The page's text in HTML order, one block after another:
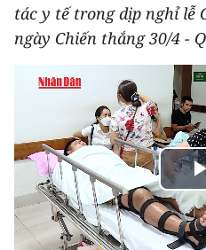
DU LỊCH
THẾ GIỚI
GIÁO DỤC
Y TẾ
KHOA HỌC - CÔNG NGHỆ
tác y tế trong dịp nghỉ lễ
ngày Chiến thắng 30/4 -